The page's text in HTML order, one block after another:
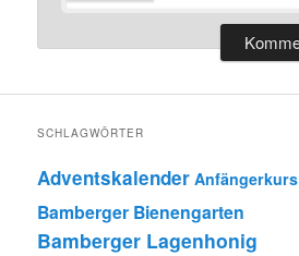
SCHLAGWÖRTER
Adventskalender Anfängerkurs
Bamberger Bienengarten
Bamberger Lagenhonig